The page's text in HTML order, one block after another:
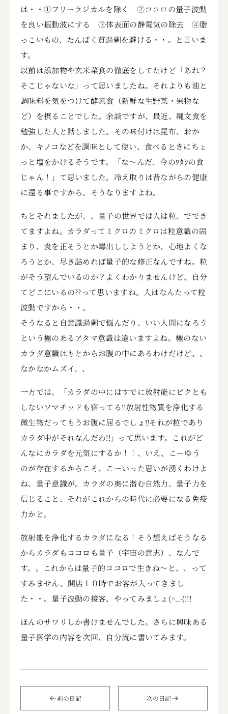
は・・①フリーラジカルを除く ②ココロの量子波動
を良い振動波にする ③体表面の静電気の除去 ④脂
っこいもの、たんぱく質過剰を避ける・・。と言いま
す。
以前は添加物や玄米菜食の徹底をしてたけど「あれ？
そこじゃないな」って思いましたね。それよりも油と
調味料を気をつけて酵素食（新鮮な生野菜・果物な
ど）を摂ることでした。余談ですが、最近、縄文食を
勉強した人と話しました。その味付けは昆布、おか
か、キノコなどを調味として使い、食べるときにちょ
っと塩をかけるそうです。「な～んだ、今のﾜﾀｼの食
じゃん！」て思いました。冷え取りは昔ながらの健康
に還る事ですから、そうなりますよね。
ちとそれましたが、、量子の世界では人は粒、ででき
てますよね。カラダってミクロのミクロは粒意識の固
まり、食を正そうとか毒出ししようとか、心地よくな
ろうとか、尽き詰めれば量子的な修正なんですね。粒
がそう望んでいるのか？よくわかりませんけど、自分
てどこにいるの??って思いますね。人はなんたって粒
波動ですから・・。
そうなると自意識過剰で悩んだり、いい人間になろう
という極のあるアタマ意識は違いますよね。極のない
カラダ意識はもとからお腹の中にあるわけだけど、、
なかなかムズイ、、
一方では、「カラダの中にはすでに放射能にビクとも
しないソマチッドも宿ってる!!放射性物質を浄化する
微生物だってもうお腹に居るでしょ!!それが粒であり
カラダ中がそれなんだわ!!」って思います。これがど
んなにカラダを元気にするか！！、いえ、こーゆう
のが存在するからこそ、こーいった思いが湧くわけよ
ね、量子意識が。カラダの奥に潜む自然力、量子力を
信じること、それがこれからの時代に必要になる免疫
力かと。
放射能を浄化するカラダになる！そう想えばそうなる
からカラダもココロも量子（宇宙の意志）、なんで
す。。これからは量子的ココロで生きね～と、、って
すみません、開店１０時でお客が入ってきまし
た・・。量子波動の接客、やってみましょ(^_-)!!!
ほんのサワリしか書けませんでした。さらに興味ある
量子医学の内容を次回、自分流に書いてみます。
前の日記 次の日記